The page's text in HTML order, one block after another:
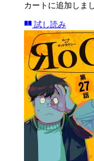
カートに追加しま
試し読み